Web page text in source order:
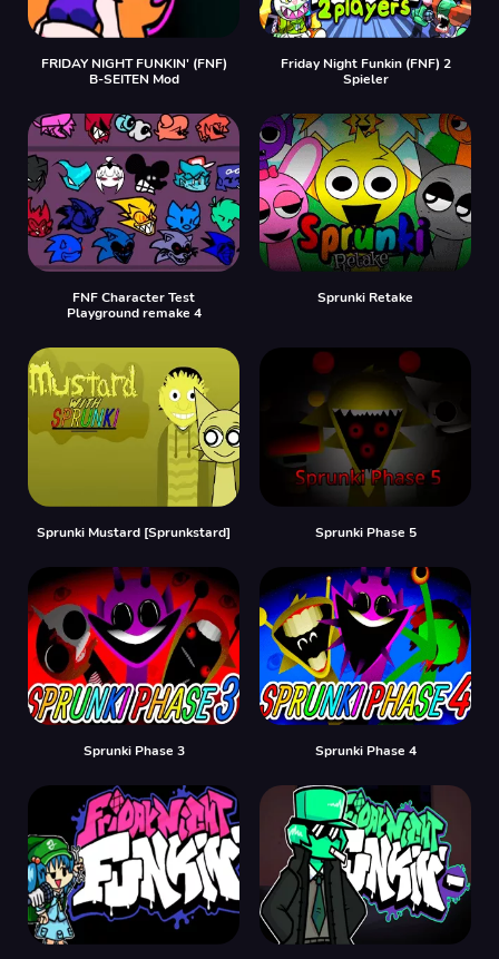
FRIDAY NIGHT FUNKIN' (FNF)
B-SEITEN Mod
Friday Night Funkin (FNF) 2
Spieler
FNF Character Test
Playground remake 4
Sprunki Retake
Sprunki Mustard [Sprunkstard] Sprunki Phase 5
Sprunki Phase 3 Sprunki Phase 4